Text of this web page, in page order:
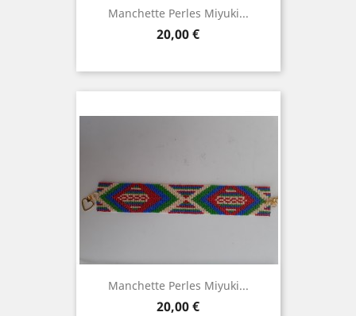
Manchette Perles Miyuki...
Prix
20,00 €
Manchette Perles Miyuki...
Prix
20,00 €